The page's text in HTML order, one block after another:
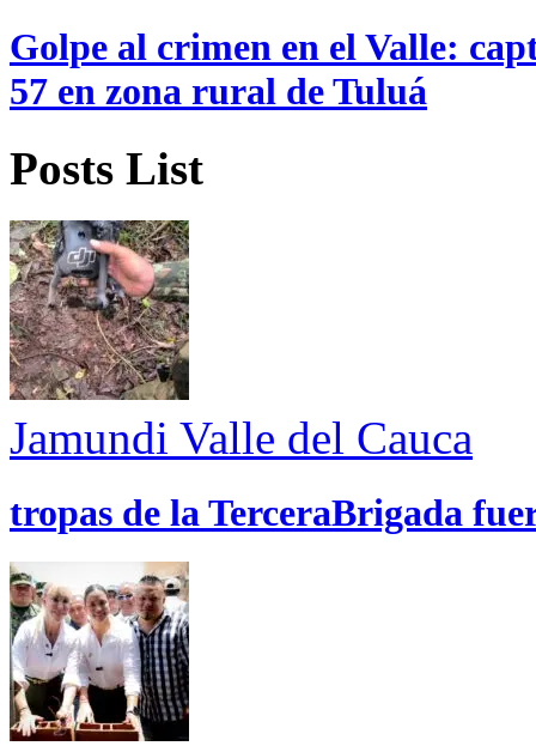
Golpe al crimen en el Valle:
57 en zona rural de Tuluá
Posts List
Jamundi Valle del Cauca
tropas de la TerceraBrigada